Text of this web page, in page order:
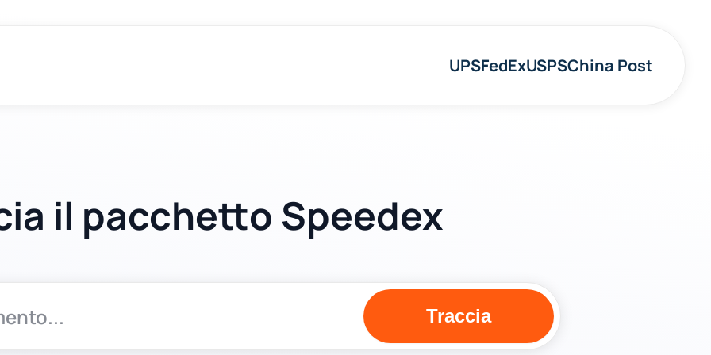
UPSFedExUSPSChina Post
il pacchetto Speedex
Traccia